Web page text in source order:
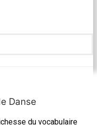
Danse
du vocabulaire